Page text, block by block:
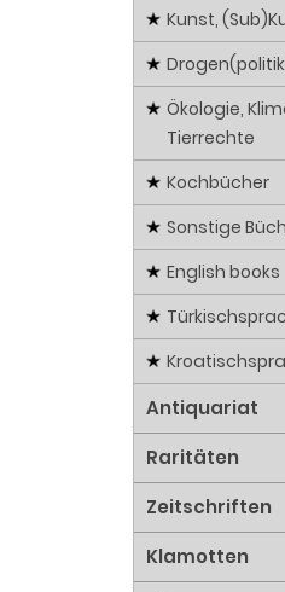
Kunst,
Ökologie,
Tierrechte
Kochbücher
Sonstige
English books
Antiquariat
Raritäten
Zeitschriften
Klamotten